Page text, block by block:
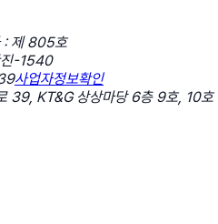
: 제 805호
진-1540
사업자정보확인
39, KT&G 상상마당 6층 9호, 10호